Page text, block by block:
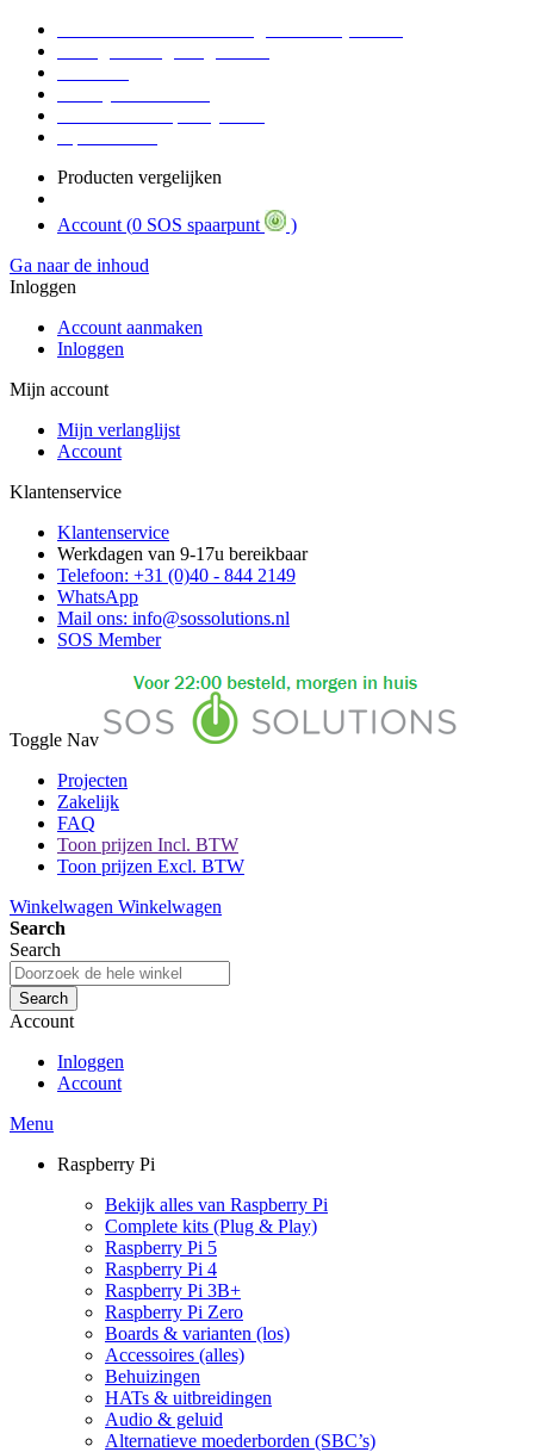
Producten vergelijken
Account (0 SOS spaarpunt
)
Ga naar de inhoud
Inloggen
Account aanmaken
Inloggen
Mijn account
Mijn verlanglijst
Account
Klantenservice
Klantenservice
Werkdagen van 9-17u bereikbaar
Telefoon: +31 (0)40 - 844 2149
WhatsApp
Mail ons: info@sossolutions.nl
SOS Member
Toggle Nav
Projecten
Zakelijk
FAQ
Toon prijzen Incl. BTW
Toon prijzen Excl. BTW
Winkelwagen Winkelwagen
Search
Search
Search
Account
Inloggen
Account
Menu
Raspberry Pi
Bekijk alles van Raspberry Pi
Complete kits (Plug & Play)
Raspberry Pi 5
Raspberry Pi 4
Raspberry Pi 3B+
Raspberry Pi Zero
Boards & varianten (los)
Accessoires (alles)
Behuizingen
HATs & uitbreidingen
Audio & geluid
Alternatieve moederborden (SBC’s)